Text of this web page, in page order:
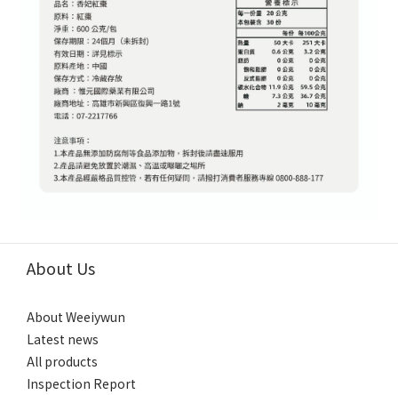
About Us
About Weeiywun
Latest news
All products
Inspection Report